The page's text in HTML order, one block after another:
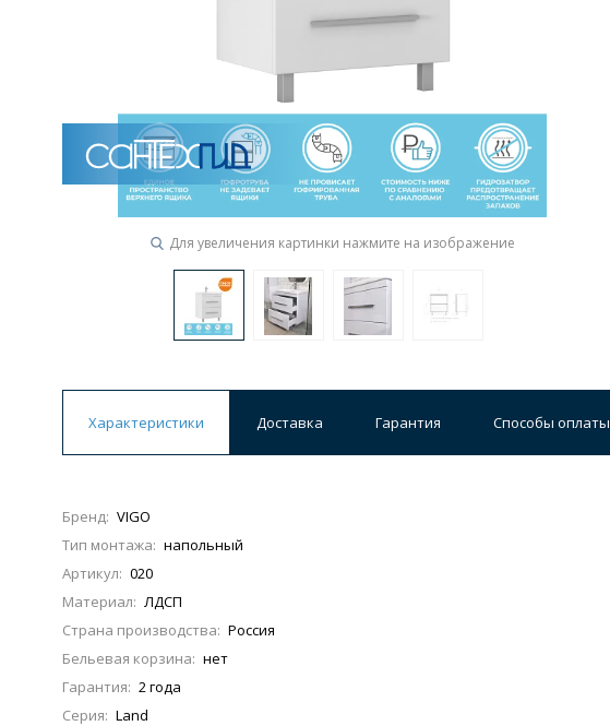
Для увеличения картинки нажмите на изображение
Характеристики Доставка Гарантия Способы оплаты
Бренд: VIGO
Тип монтажа: напольный
Артикул: 020
Материал: ЛДСП
Страна производства: Россия
Бельевая корзина: нет
Гарантия: 2 года
Серия: Land